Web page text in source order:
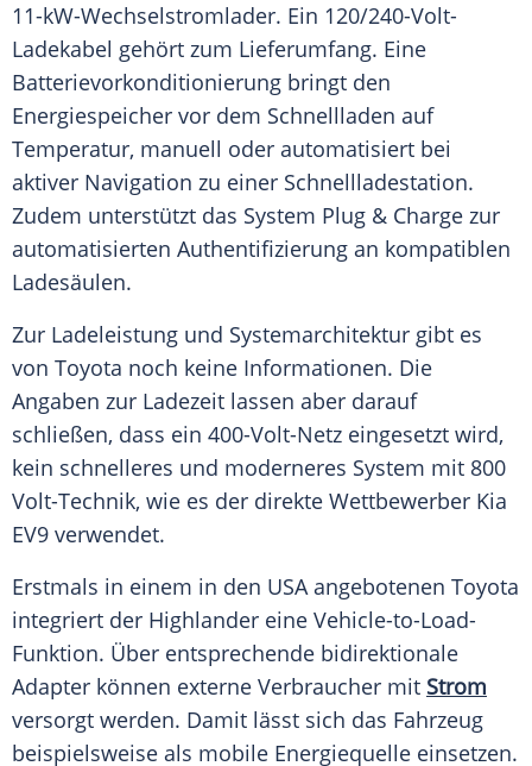
11-kW-Wechselstromlader. Ein 120/240-Volt-
Ladekabel gehört zum Lieferumfang. Eine
Batterievorkonditionierung bringt den
Energiespeicher vor dem Schnellladen auf
Temperatur, manuell oder automatisiert bei
aktiver Navigation zu einer Schnellladestation.
Zudem unterstützt das System Plug & Charge zur
automatisierten Authentifizierung an kompatiblen
Ladesäulen.
Zur Ladeleistung und Systemarchitektur gibt es
von Toyota noch keine Informationen. Die
Angaben zur Ladezeit lassen aber darauf
schließen, dass ein 400-Volt-Netz eingesetzt wird,
kein schnelleres und moderneres System mit 800
Volt-Technik, wie es der direkte Wettbewerber Kia
EV9 verwendet.
Erstmals in einem in den USA angebotenen Toyota
integriert der Highlander eine Vehicle-to-Load-
Funktion. Über entsprechende bidirektionale
Adapter können externe Verbraucher mit Strom
versorgt werden. Damit lässt sich das Fahrzeug
beispielsweise als mobile Energiequelle einsetzen.